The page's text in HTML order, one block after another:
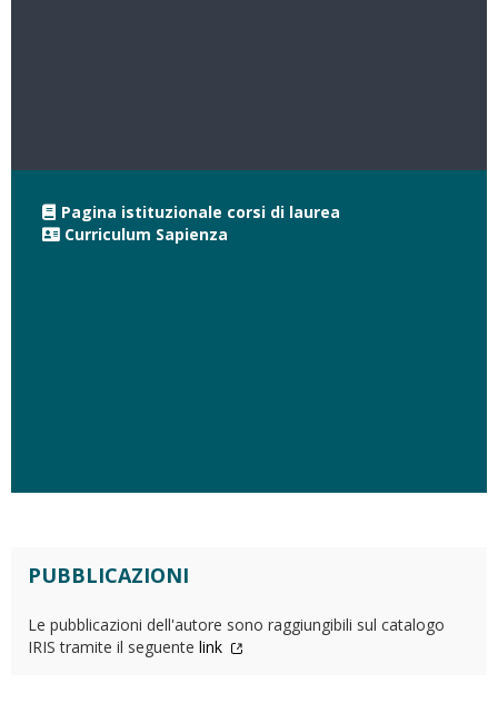
Pagina istituzionale corsi di laurea
Curriculum Sapienza
PUBBLICAZIONI
Le pubblicazioni dell'autore sono raggiungibili sul catalogo
IRIS tramite il seguente link